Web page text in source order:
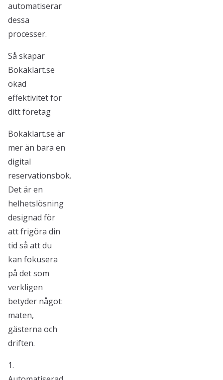
automatiserar
dessa
processer.
Så skapar
Bokaklart.se
ökad
effektivitet för
ditt företag
Bokaklart.se är
mer än bara en
digital
reservationsbok.
Det är en
helhetslösning
designad för
att frigöra din
tid så att du
kan fokusera
på det som
verkligen
betyder något:
maten,
gästerna och
driften.
1.